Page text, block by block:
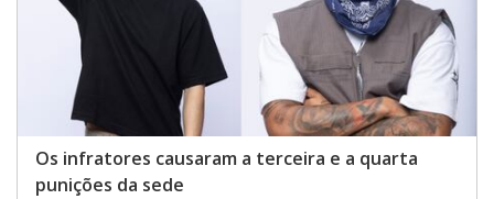
Os infratores causaram a terceira e a quarta
punições da sede